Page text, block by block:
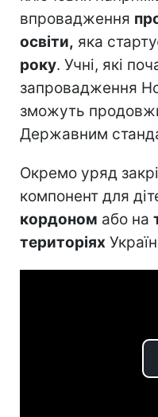
впровадження
освіти, яка
року. Учні, які
запровадження
зможуть
Державним
Окремо уряд
компонент для
кордоном або на
територіях